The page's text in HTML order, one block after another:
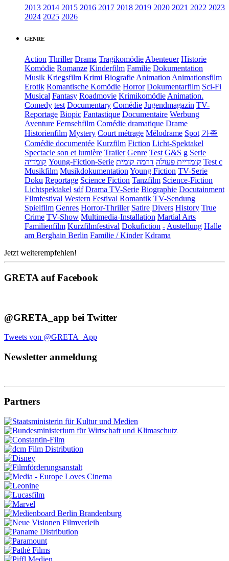
2013 2014 2015 2016 2017 2018 2019 2020 2021 2022 2023
2024 2025 2026
GENRE
Action Thriller Drama TragikomödieAbenteuer Historie
Komödie Romanze Kinderfilm Familie Dokumentation
Musik Kriegsfilm Krimi BiografieAnimationAnimationsfilm
Erotik Romantische Komödie Horror Dokumentarfilm Sci-Fi
Musical Fantasy Roadmovie KrimikomödieAnimation.
Comedy test Documentary Comédie Jugendmagazin TV-
Reportage Biopic Fantastique Documentaire Werbung
Aventure Fernsehfilm Comédie dramatique Drame
Historienfilm Mystery Court métrage Mélodrame Spot 가족
Comédie documentée Kurzfilm Fiction Licht-Spektakel
Spectacle son et lumière Trailer Genre Test G&S g Serie
קומדיה Young-Fiction-Serie קומדיית פעולה דרמה קומית
Test c
Musikfilm MusikdokumentationYoung Fiction TV-Serie
Doku Reportage Science Fiction Tanzfilm Science-Fiction
Lichtspektakel sdf Drama TV-Serie Biographie Docutainment
Filmfestival Western Festival Romantik TV-Sendung
Spielfilm Genres Horror-Thriller Satire Divers History True
Crime TV-Show Multimedia-Installation Martial Arts
Familienfilm Kurzfilmfestival Dokufiction -Austellung Halle
am Berghain Berlin Familie / Kinder Kdrama
Jetzt weiterempfehlen!
GRETA auf Facebook
@GRETA_app bei Twitter
Tweets von @GRETA_App
Newsletter anmeldung
Partners